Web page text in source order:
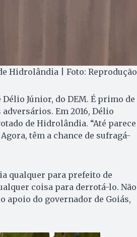
Hidrolândia | Foto: Reprodução
Júnior, do DEM. É primo de
Em 2016, Délio
de Hidrolândia. “Até parece
têm a chance de sufragá-
qualquer para prefeito de
coisa para derrotá-lo. Não
apoio do governador de Goiás,